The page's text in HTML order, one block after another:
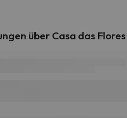
über Casa das Flores